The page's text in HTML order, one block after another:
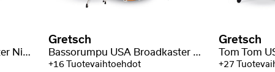
Lattia Tom USA Broadkaster Nitron Wrap
Gretsch
Bassorumpu USA Broadkaster Nitron Wrap
+16 Tuotevaihtoehdot
Gretsch
+27